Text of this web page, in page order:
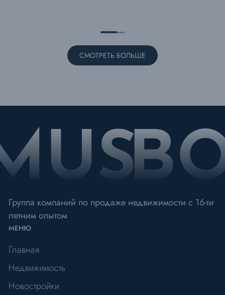
СМОТРЕТЬ БОЛЬШЕ
Группа компаний по продаже недвижимости с 16-ти
летним опытом
МЕНЮ
Главная
Недвижимость
Новостройки